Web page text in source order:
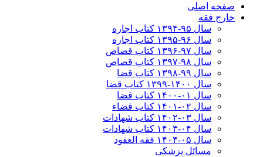
صفحه اصلی
خارج فقه
سال ۹۵-۱۳۹۴ کتاب اجاره
سال ۹۶-۱۳۹۵ کتاب اجاره
سال ۹۷-۱۳۹۶ کتاب قصاص
سال ۹۸-۱۳۹۷ کتاب قصاص
سال ۹۹-۱۳۹۸‍ کتاب قضا
سال ۱۴۰۰-۱۳۹۹ کتاب قضا
سال ۰۱-۱۴۰۰ کتاب قضا
سال ۰۲-۱۴۰۱ کتاب قضاء
سال ۰۳-۱۴۰۲ کتاب شهادات
سال ۰۴-۱۴۰۳ کتاب شهادات
سال ۰۵-۱۴۰۴ فقه العقود
مسائل پزشکی